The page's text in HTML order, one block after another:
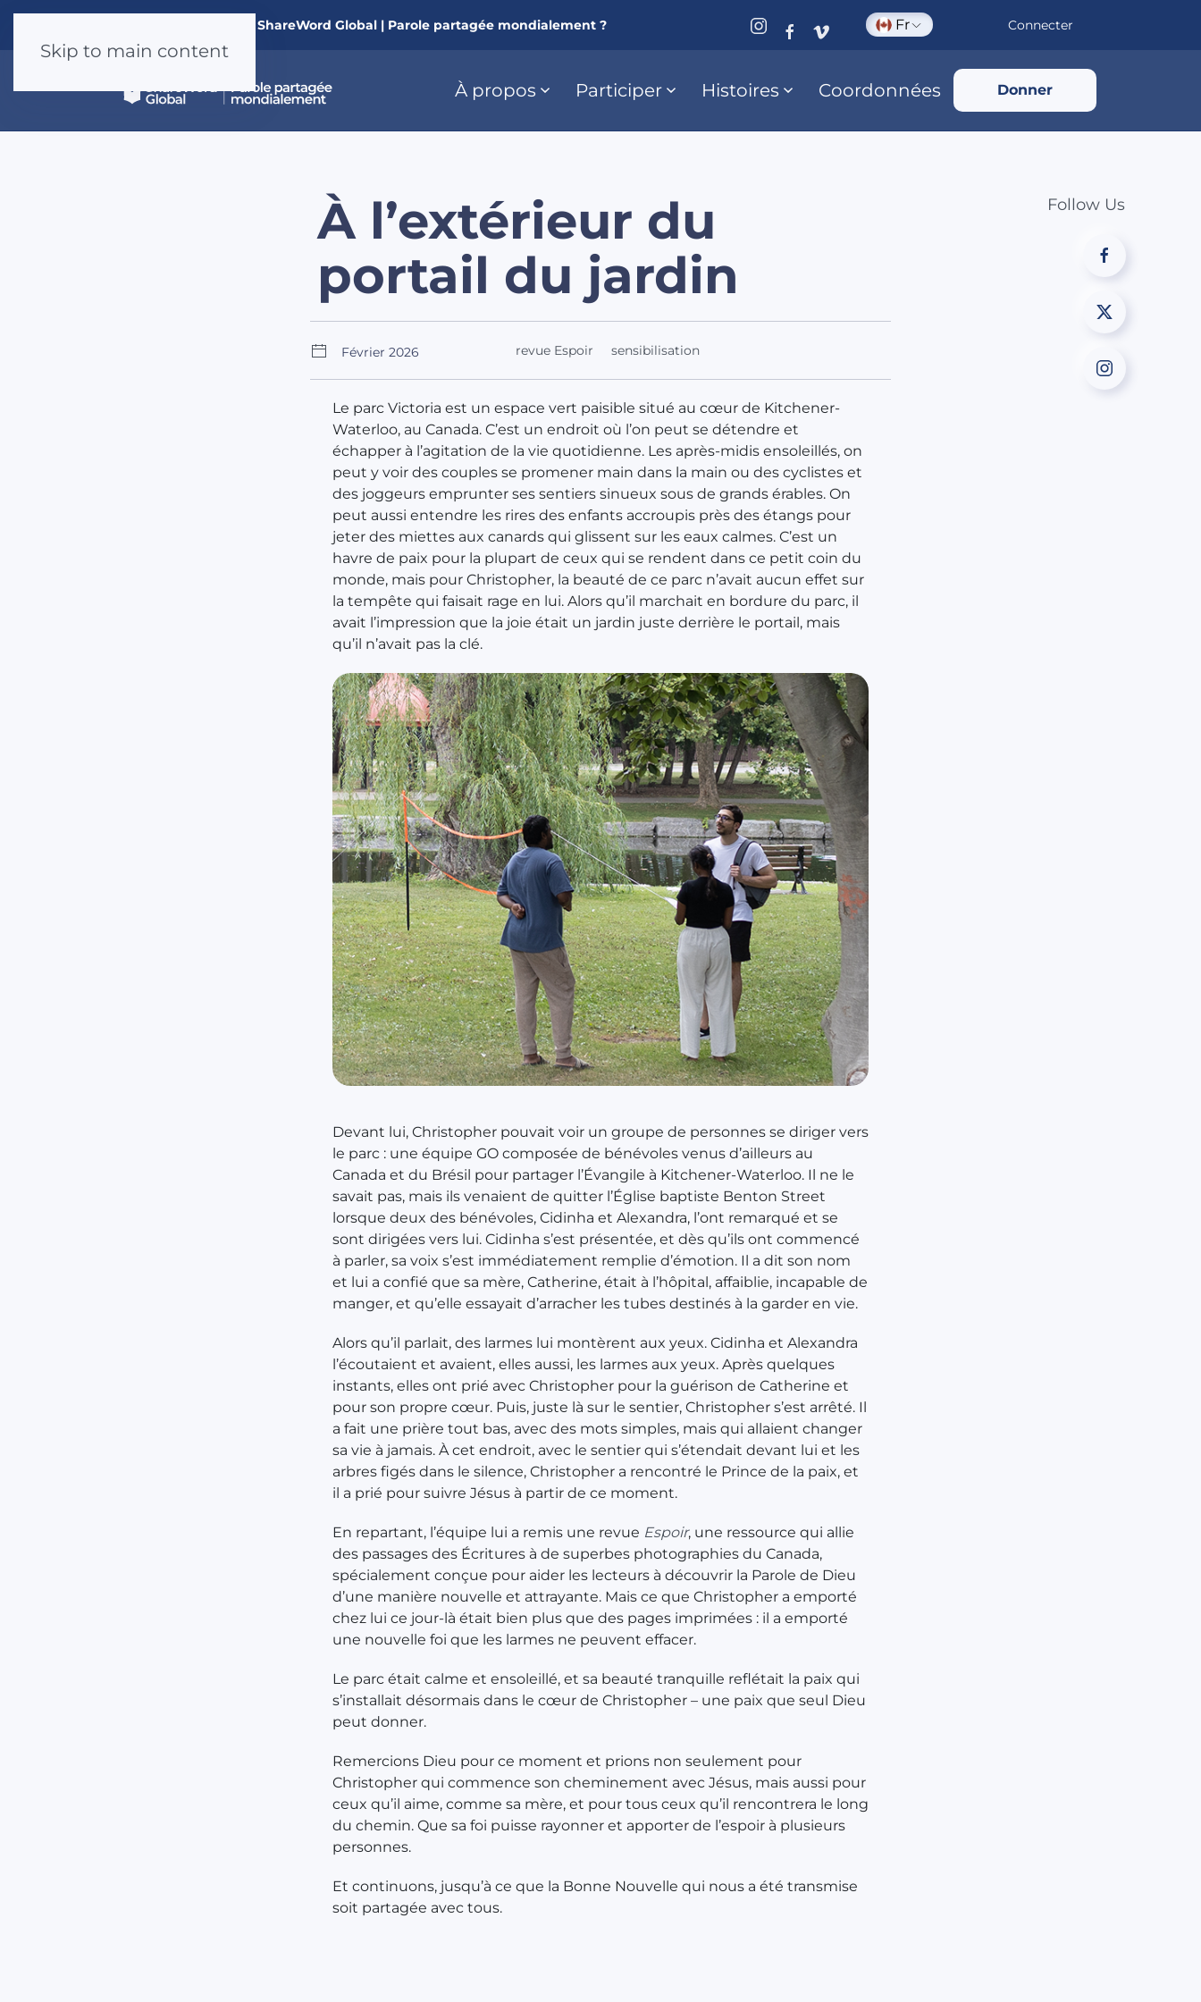
Skip to main content
Nouveau à ShareWord Global | Parole partagée mondialement ? Fr Connecter
À propos Participer Histoires Coordonnées Donner
À l’extérieur du
portail du jardin
Février 2026 revue Espoir sensibilisation
Le parc Victoria est un espace vert paisible situé au cœur de Kitchener-
Waterloo, au Canada. C’est un endroit où l’on peut se détendre et
échapper à l’agitation de la vie quotidienne. Les après-midis ensoleillés, on
peut y voir des couples se promener main dans la main ou des cyclistes et
des joggeurs emprunter ses sentiers sinueux sous de grands érables. On
peut aussi entendre les rires des enfants accroupis près des étangs pour
jeter des miettes aux canards qui glissent sur les eaux calmes. C’est un
havre de paix pour la plupart de ceux qui se rendent dans ce petit coin du
monde, mais pour Christopher, la beauté de ce parc n’avait aucun effet sur
la tempête qui faisait rage en lui. Alors qu’il marchait en bordure du parc, il
avait l’impression que la joie était un jardin juste derrière le portail, mais
qu’il n’avait pas la clé.
Devant lui, Christopher pouvait voir un groupe de personnes se diriger vers
le parc : une équipe GO composée de bénévoles venus d’ailleurs au
Canada et du Brésil pour partager l’Évangile à Kitchener-Waterloo. Il ne le
savait pas, mais ils venaient de quitter l’Église baptiste Benton Street
lorsque deux des bénévoles, Cidinha et Alexandra, l’ont remarqué et se
sont dirigées vers lui. Cidinha s’est présentée, et dès qu’ils ont commencé
à parler, sa voix s’est immédiatement remplie d’émotion. Il a dit son nom
et lui a confié que sa mère, Catherine, était à l’hôpital, affaiblie, incapable de
manger, et qu’elle essayait d’arracher les tubes destinés à la garder en vie.
Alors qu’il parlait, des larmes lui montèrent aux yeux. Cidinha et Alexandra
l’écoutaient et avaient, elles aussi, les larmes aux yeux. Après quelques
instants, elles ont prié avec Christopher pour la guérison de Catherine et
pour son propre cœur. Puis, juste là sur le sentier, Christopher s’est arrêté. Il
a fait une prière tout bas, avec des mots simples, mais qui allaient changer
sa vie à jamais. À cet endroit, avec le sentier qui s’étendait devant lui et les
arbres figés dans le silence, Christopher a rencontré le Prince de la paix, et
il a prié pour suivre Jésus à partir de ce moment.
En repartant, l’équipe lui a remis une revue Espoir, une ressource qui allie
des passages des Écritures à de superbes photographies du Canada,
spécialement conçue pour aider les lecteurs à découvrir la Parole de Dieu
d’une manière nouvelle et attrayante. Mais ce que Christopher a emporté
chez lui ce jour-là était bien plus que des pages imprimées : il a emporté
une nouvelle foi que les larmes ne peuvent effacer.
Le parc était calme et ensoleillé, et sa beauté tranquille reflétait la paix qui
s’installait désormais dans le cœur de Christopher – une paix que seul Dieu
peut donner.
Remercions Dieu pour ce moment et prions non seulement pour
Christopher qui commence son cheminement avec Jésus, mais aussi pour
ceux qu’il aime, comme sa mère, et pour tous ceux qu’il rencontrera le long
du chemin. Que sa foi puisse rayonner et apporter de l’espoir à plusieurs
personnes.
Et continuons, jusqu’à ce que la Bonne Nouvelle qui nous a été transmise
soit partagée avec tous.
Follow Us